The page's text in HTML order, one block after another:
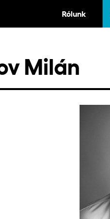
Rólunk
Milán